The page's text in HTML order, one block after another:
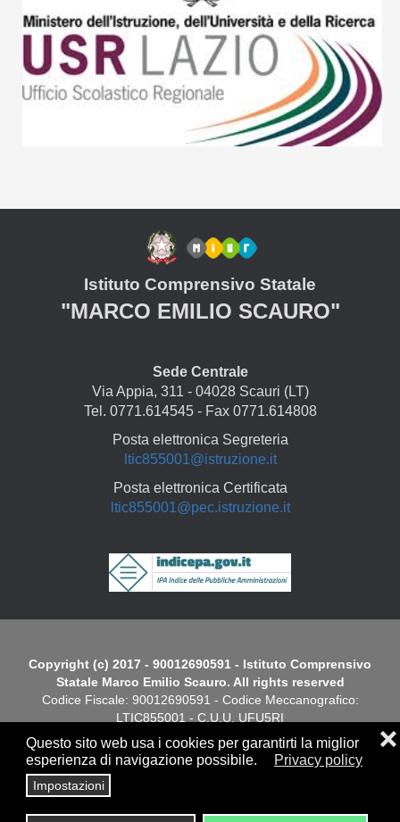
Questo sito web usa i cookies per garantirti la miglior
esperienza di navigazione possibile.
Privacy policy
Impostazioni
❌
Istituto Comprensivo Statale
"MARCO EMILIO SCAURO"
Sede Centrale
Via Appia, 311 - 04028 Scauri (LT)
Tel. 0771.614545 - Fax 0771.614808
Posta elettronica Segreteria
ltic855001@istruzione.it
Posta elettronica Certificata
ltic855001@pec.istruzione.it
Copyright (c) 2017 - 90012690591 - Istituto Comprensivo
Statale Marco Emilio Scauro. All rights reserved
Codice Fiscale: 90012690591 - Codice Meccanografico:
LTIC855001 - C.U.U. UFU5RI
Dichiarazione di Accessibilità
Reader